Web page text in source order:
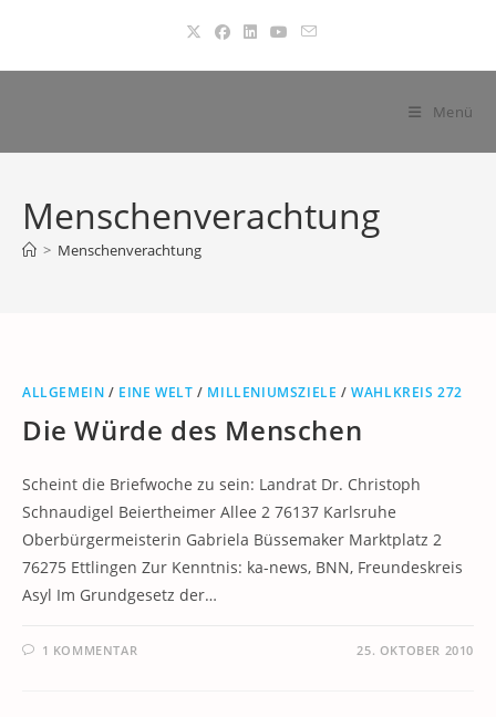
springen
Menü
Menschenverachtung
> Menschenverachtung
ALLGEMEIN / EINE WELT / MILLENIUMSZIELE /WAHLKREIS 272
Die Würde des Menschen
Scheint die Briefwoche zu sein: Landrat Dr. Christoph
Schnaudigel Beiertheimer Allee 2 76137 Karlsruhe
Oberbürgermeisterin Gabriela Büssemaker Marktplatz 2
76275 Ettlingen Zur Kenntnis: ka-news, BNN, Freundeskreis
Asyl Im Grundgesetz der…
1 KOMMENTAR 25. OKTOBER 2010